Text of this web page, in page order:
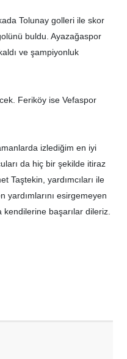
Tolunay golleri ile skor
buldu. Ayazağaspor
ve şampiyonluk
Feriköy ise Vefaspor
izlediğim en iyi
da hiç bir şekilde itiraz
Taştekin, yardımcıları ile
yardımlarını esirgemeyen
başarılar dileriz.